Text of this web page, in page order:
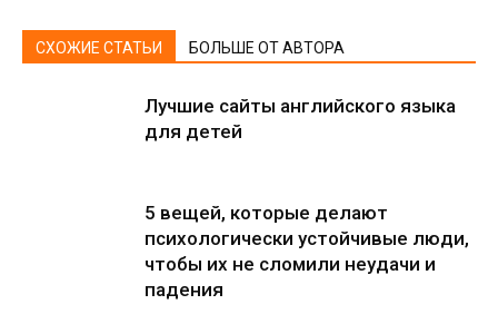
СХОЖИЕ СТАТЬИ БОЛЬШЕ ОТ АВТОРА
Лучшие сайты английского языка
для детей
5 вещей, которые делают
психологически устойчивые люди,
чтобы их не сломили неудачи и
падения